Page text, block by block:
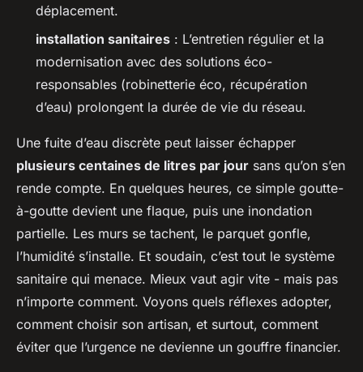
déplacement.
installation sanitaires : L’entretien régulier et la
modernisation avec des solutions éco-
responsables (robinetterie éco, récupération
d’eau) prolongent la durée de vie du réseau.
Une fuite d’eau discrète peut laisser échapper
plusieurs centaines de litres par jour sans qu’on s’en
rende compte. En quelques heures, ce simple goutte-
à-goutte devient une flaque, puis une inondation
partielle. Les murs se tachent, le parquet gonfle,
l’humidité s’installe. Et soudain, c’est tout le système
sanitaire qui menace. Mieux vaut agir vite - mais pas
n’importe comment. Voyons quels réflexes adopter,
comment choisir son artisan, et surtout, comment
éviter que l’urgence ne devienne un gouffre financier.